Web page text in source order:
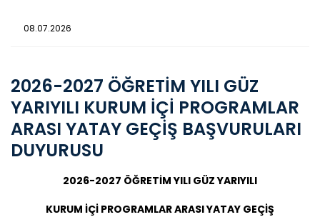
08.07.2026
2026-2027 ÖĞRETİM YILI GÜZ
YARIYILI KURUM İÇİ PROGRAMLAR
ARASI YATAY GEÇİŞ BAŞVURULARI
DUYURUSU
2026-2027 ÖĞRETİM YILI GÜZ YARIYILI
KURUM İÇİ PROGRAMLAR ARASI YATAY GEÇİŞ